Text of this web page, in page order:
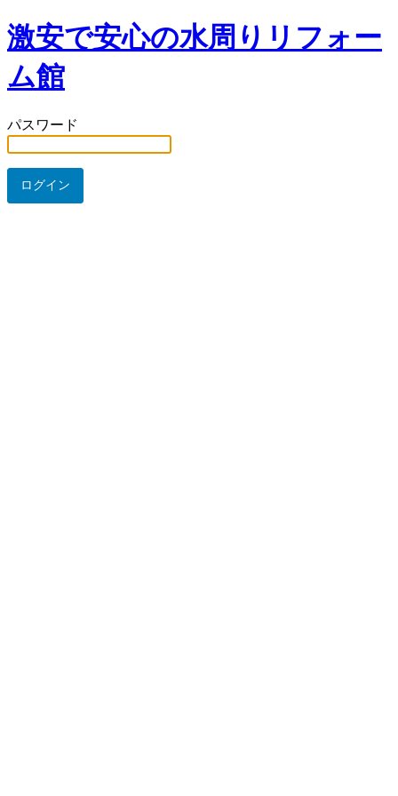
激安で安心の水周りリフォー
ム館
パスワード